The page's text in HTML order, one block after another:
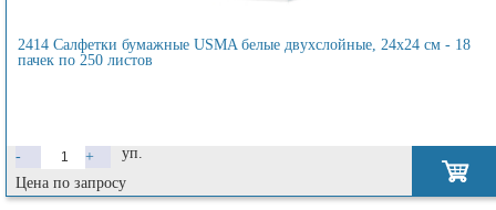
2414 Салфетки бумажные USMA белые двухслойные, 24х24 см - 18
пачек по 250 листов
- +
уп.
Цена по запросу